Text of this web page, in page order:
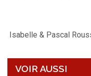
Isabelle & Pascal
VOIR AUSSI